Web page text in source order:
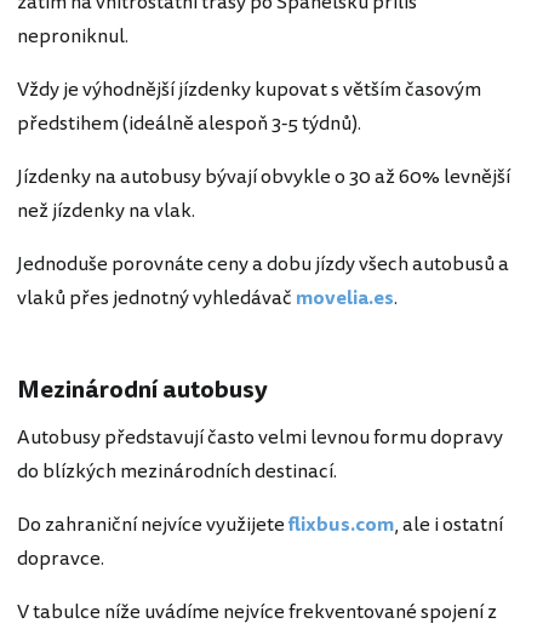
neproniknul.
Vždy je výhodnější jízdenky kupovat s větším časovým
předstihem (ideálně alespoň 3-5 týdnů).
Jízdenky na autobusy bývají obvykle o 30 až 60% levnější
než jízdenky na vlak.
Jednoduše porovnáte ceny a dobu jízdy všech autobusů a
vlaků přes jednotný vyhledávač movelia.es.
Mezinárodní autobusy
Autobusy představují často velmi levnou formu dopravy
do blízkých mezinárodních destinací.
Do zahraniční nejvíce využijeteflixbus.com, ale i ostatní
dopravce.
V tabulce níže uvádíme nejvíce frekventované spojení z